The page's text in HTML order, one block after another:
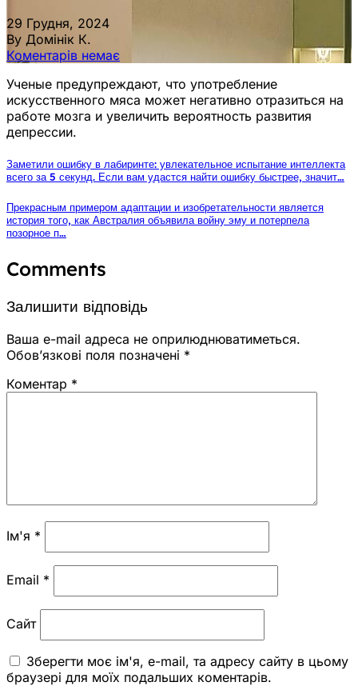
29 Грудня, 2024
By Домінік К.
Коментарів немає
Ученые предупреждают, что употребление
искусственного мяса может негативно отразиться на
работе мозга и увеличить вероятность развития
депрессии.
Заметили ошибку в лабиринте: увлекательное испытание интеллекта
всего за 5 секунд. Если вам удастся найти ошибку быстрее, значит…
Прекрасным примером адаптации и изобретательности является
история того, как Австралия объявила войну эму и потерпела
позорное п…
Comments
Залишити відповідь
Ваша e-mail адреса не оприлюднюватиметься.
Обов’язкові поля позначені *
Коментар *
Ім'я *
Email *
Сайт
Зберегти моє ім'я, e-mail, та адресу сайту в цьому
браузері для моїх подальших коментарів.